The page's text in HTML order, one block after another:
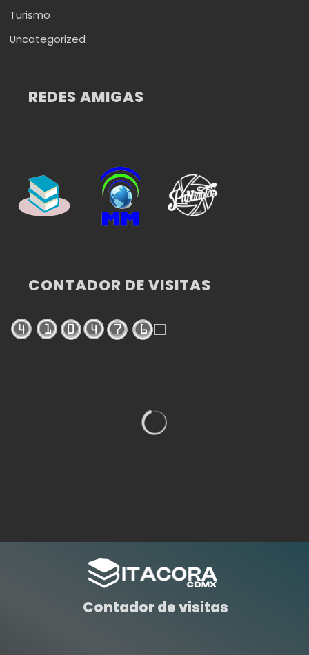
Turismo
Uncategorized
REDES AMIGAS
CONTADOR DE VISITAS
Contador de visitas